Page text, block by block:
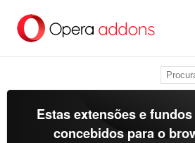
para
Estas extensões e
concebidos para o